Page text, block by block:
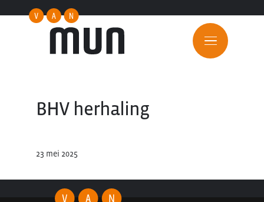
BHV herhaling
23 mei 2025